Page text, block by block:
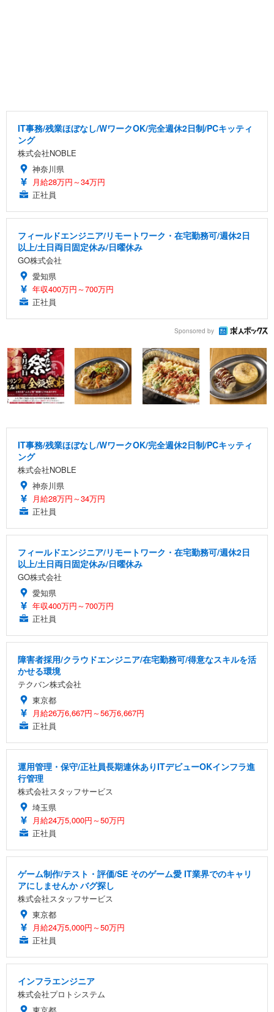
IT事務/残業ほぼなし/WワークOK/完全週休2日制/PCキッティ
ング
株式会社NOBLE
神奈川県
月給28万円～34万円
正社員
フィールドエンジニア/リモートワーク・在宅勤務可/週休2日
以上/土日両日固定休み/日曜休み
GO株式会社
愛知県
年収400万円～700万円
正社員
Sponsored by
IT事務/残業ほぼなし/WワークOK/完全週休2日制/PCキッティ
ング
株式会社NOBLE
神奈川県
月給28万円～34万円
正社員
フィールドエンジニア/リモートワーク・在宅勤務可/週休2日
以上/土日両日固定休み/日曜休み
GO株式会社
愛知県
年収400万円～700万円
正社員
障害者採用/クラウドエンジニア/在宅勤務可/得意なスキルを活
かせる環境
テクバン株式会社
東京都
月給26万6,667円～56万6,667円
正社員
運用管理・保守/正社員長期連休ありITデビューOKインフラ進
行管理
株式会社スタッフサービス
埼玉県
月給24万5,000円～50万円
正社員
ゲーム制作/テスト・評価/SE そのゲーム愛 IT業界でのキャリ
アにしませんか バグ探し
株式会社スタッフサービス
東京都
月給24万5,000円～50万円
正社員
インフラエンジニア
株式会社プロトシステム